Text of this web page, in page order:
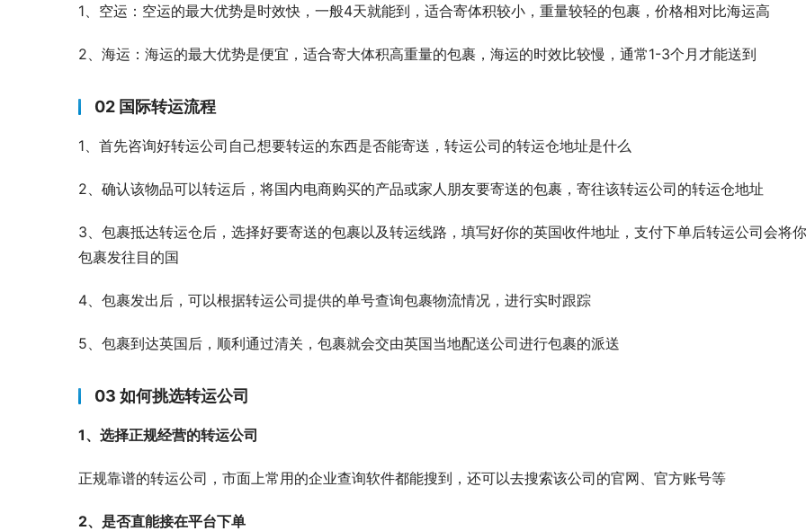
1、空运：空运的最大优势是时效快，一般4天就能到，适合寄体积较小，重量较轻的包裹，价格相对比海运高
2、海运：海运的最大优势是便宜，适合寄大体积高重量的包裹，海运的时效比较慢，通常1-3个月才能送到
02 国际转运流程
1、首先咨询好转运公司自己想要转运的东西是否能寄送，转运公司的转运仓地址是什么
2、确认该物品可以转运后，将国内电商购买的产品或家人朋友要寄送的包裹，寄往该转运公司的转运仓地址
3、包裹抵达转运仓后，选择好要寄送的包裹以及转运线路，填写好你的英国收件地址，支付下单后转运公司会将
包裹发往目的国
4、包裹发出后，可以根据转运公司提供的单号查询包裹物流情况，进行实时跟踪
5、包裹到达英国后，顺利通过清关，包裹就会交由英国当地配送公司进行包裹的派送
03 如何挑选转运公司
1、选择正规经营的转运公司
正规靠谱的转运公司，市面上常用的企业查询软件都能搜到，还可以去搜索该公司的官网、官方账号等
2、是否直能接在平台下单